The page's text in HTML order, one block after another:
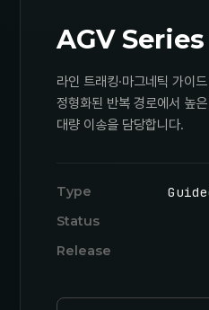
AGV Series
라인 트래킹·마그네틱 가이
정형화된 반복 경로에서 높
대량 이송을 담당합니다.
Type
Status
Release